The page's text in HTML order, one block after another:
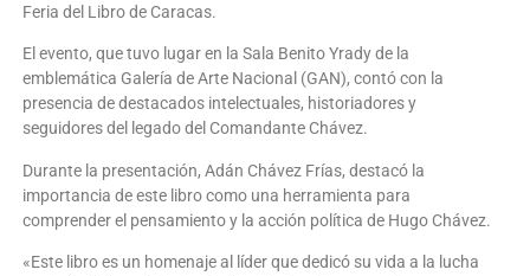
Feria del Libro de Caracas.
El evento, que tuvo lugar en la Sala Benito Yrady de la
emblemática Galería de Arte Nacional (GAN), contó con la
presencia de destacados intelectuales, historiadores y
seguidores del legado del Comandante Chávez.
Durante la presentación, Adán Chávez Frías, destacó la
importancia de este libro como una herramienta para
comprender el pensamiento y la acción política de Hugo Chávez.
«Este libro es un homenaje al líder que dedicó su vida a la lucha